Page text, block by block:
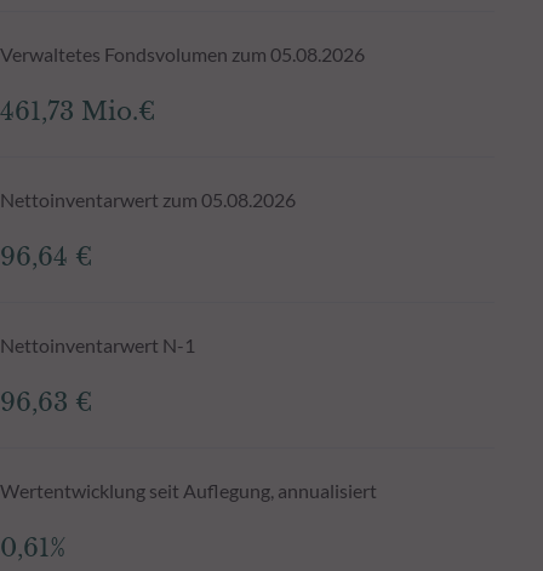
Verwaltetes Fondsvolumen zum 05.08.2026
461,73 Mio.€
Nettoinventarwert zum 05.08.2026
96,64 €
Nettoinventarwert N-1
96,63 €
Wertentwicklung seit Auflegung, annualisiert
0,61%